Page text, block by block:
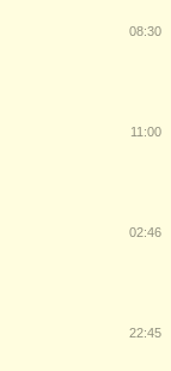
08:30
11:00
02:46
22:45